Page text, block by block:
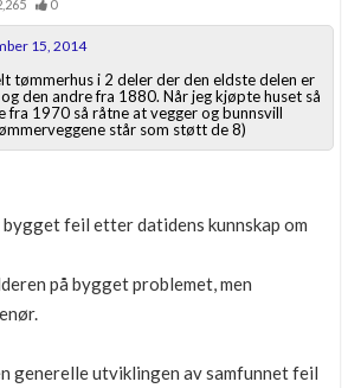
0
15, 2014
tømmerhus i 2 deler der den eldste delen er
den andre fra 1880. Når jeg kjøpte huset så
fra 1970 så råtne at vegger og bunnsvill
står som støtt de 8)
feil etter datidens kunnskap om
på bygget problemet, men
generelle utviklingen av samfunnet feil